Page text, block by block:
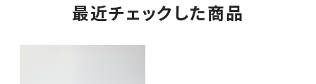
最近チェックした商品